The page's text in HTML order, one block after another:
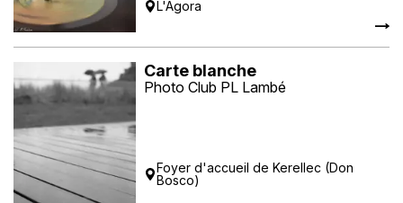
L'Agora
Carte blanche
Photo Club PL Lambé
Foyer d'accueil de Kerellec (Don
Bosco)